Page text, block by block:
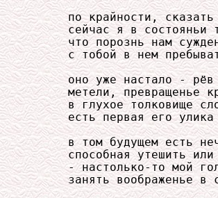
по крайности, сказать
сейчас я в состояньи
что порознь нам
с тобой в нем
     оно уже настало - рёв
метели, превращенье
в глухое толковище
есть первая его улика
в том будущем есть
     способная утешить или
- настолько-то мой
занять воображенье в